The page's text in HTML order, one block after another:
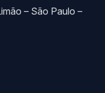
– São Paulo –